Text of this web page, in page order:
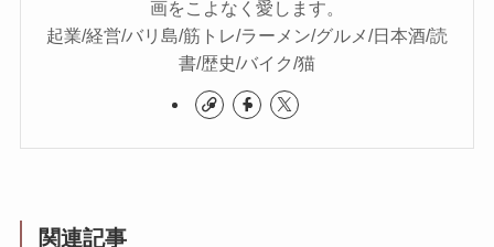
画をこよなく愛します。
起業/経営/バリ島/筋トレ/ラーメン/グルメ/日本酒/読
書/歴史/バイク/猫
関連記事